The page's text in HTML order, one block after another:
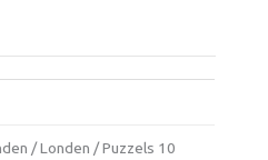
/ Londen / Puzzels 10